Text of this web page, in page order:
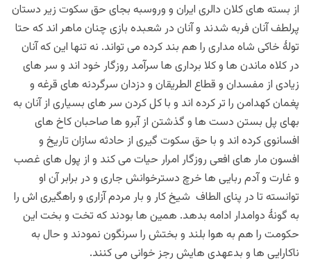
از بسته های کلان دالری ایران و وروسبه بجای حق سکوت زیر دستان
پرلطف آنان فربه شدند و آنان در شعبده بازی چنان ماهر اند که حتا
تولۀ خاکی شاه مداری را هم بند کرده می تواند. نه تنها این که آنان
در کلاه ماندن ها و کلا برداری ها سرآمد روزگار خود اند و سر های
زیادی از مفسدان و قطاع الطریقان و دزدان سرگردنه های قرغه و
پغمان کهدامن را تر کرده اند و با کل کردن سر های بسیاری از آنان به
بهای پل بستن دست ها و گذشتن از آبرو ها صاحبان کاخ های
افسانوی کرده اند و با حق سکوت گیری از حادثه سازان تاریخ و
افسون مار های افعی روزگار امرار حیات می کند و از پول های غصب
و غارت و آدم ربایی ها خرچ دسترخوانش جاری و در برابر آن او
توانسته تا در پنای الطاف شیخ کار و بار مردم آزاری و راهگیری اش را
به گونۀ دوامدار ادامه بدهد. همین ها بودند که تخت و بخت این
حکومت را هم به هوا بلند و بختش را سرنگون نمودند و حال به
ناکارایی ها و بدعهدی هایش رجز خوانی می کنند.